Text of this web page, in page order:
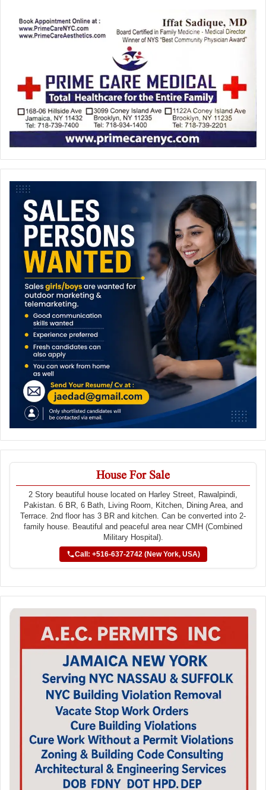
House For Sale
2 Story beautiful house located on Harley Street, Rawalpindi,
Pakistan. 6 BR, 6 Bath, Living Room, Kitchen, Dining Area, and
Terrace. 2nd floor has 3 BR and kitchen. Can be converted into 2-
family house. Beautiful and peaceful area near CMH (Combined
Military Hospital).
Call: +516-637-2742 (New York, USA)